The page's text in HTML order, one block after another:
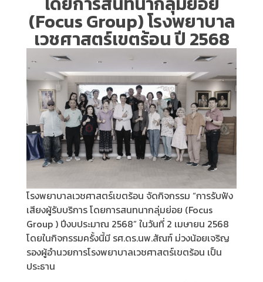
(Focus Group) โรงพยาบาล
เวชศาสตร์เขตร้อน ปี 2568
โรงพยาบาลเวชศาสตร์เขตร้อน จัดกิจกรรม “การรับฟัง
เสียงผู้รับบริการ โดยการสนทนากลุ่มย่อย (Focus
Group ) ปีงบประมาณ 2568” ในวันที่ 2 เมษายน 2568
โดยในกิจกรรมครั้งนี้มี รศ.ดร.นพ.สัณฑ์ ม่วงน้อยเจริญ
รองผู้อำนวยการโรงพยาบาลเวชศาสตร์เขตร้อน เป็น
ประธาน